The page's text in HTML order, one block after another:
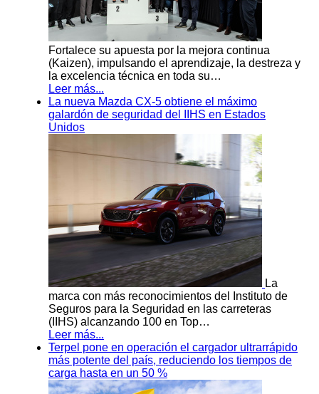
Fortalece su apuesta por la mejora continua
(Kaizen), impulsando el aprendizaje, la destreza y
la excelencia técnica en toda su…
Leer más...
La nueva Mazda CX-5 obtiene el máximo
galardón de seguridad del IIHS en Estados
Unidos
La
marca con más reconocimientos del Instituto de
Seguros para la Seguridad en las carreteras
(IIHS) alcanzando 100 en Top…
Leer más...
Terpel pone en operación el cargador ultrarrápido
más potente del país, reduciendo los tiempos de
carga hasta en un 50 %